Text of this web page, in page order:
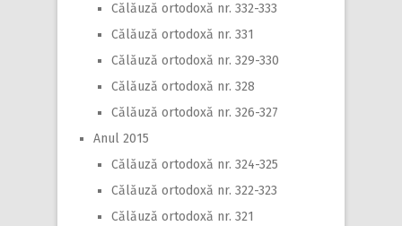
Călăuză ortodoxă nr. 332-333
Călăuză ortodoxă nr. 331
Călăuză ortodoxă nr. 329-330
Călăuză ortodoxă nr. 328
Călăuză ortodoxă nr. 326-327
Anul 2015
Călăuză ortodoxă nr. 324-325
Călăuză ortodoxă nr. 322-323
Călăuză ortodoxă nr. 321